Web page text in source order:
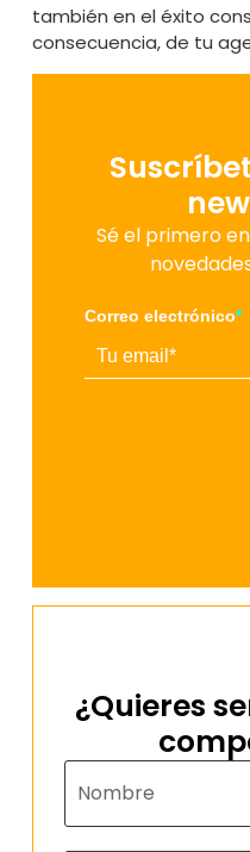
también en el éxito
consecuencia, de tu
Sé el primero
Correo electrónico*
¿Quieres